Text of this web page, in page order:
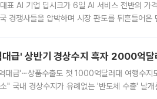
표 AI 기업 딥시크가 6일 AI 서비스 전반의 가
경쟁사들을 압박하며 시장 판도를 뒤흔들어온
급' 상반기 경상수지 흑자 2000억
급'⋯상품수출도 첫 1000억달러대 여행수지
" 국내 경상수지가 유례없는 '반도체 수출' 날개